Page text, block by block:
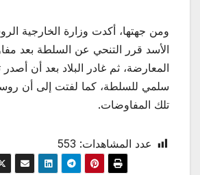
ومن جهتها، أكدت وزارة الخارجية
الأسد قرر التنحي عن السلطة بعد
المعارضة، ثم غادر البلاد بعد أن أصدر
سلمي للسلطة، كما لفتت إلى أن
تلك المفاوضات.
عدد المشاهدات: 553